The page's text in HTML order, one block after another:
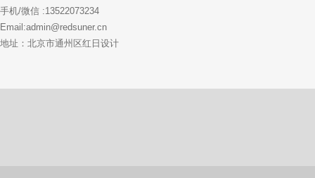
手机/微信 :13522073234
Email:admin@redsuner.cn
地址：北京市通州区红日设计